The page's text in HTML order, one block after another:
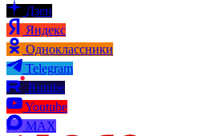
Дзен
Яндекс
Одноклассники
Telegram
Rutube
Youtube
MAX